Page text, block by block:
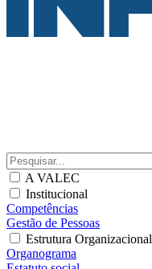
A VALEC
Institucional
Competências
Gestão de Pessoas
Estrutura Organizacional
Organograma